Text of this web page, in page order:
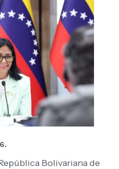
Bolivariana de